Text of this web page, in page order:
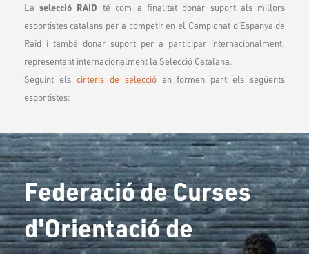
La selecció RAID té com a finalitat donar suport als millors
esportistes catalans per a competir en el Campionat d'Espanya de
Raid i també donar suport per a participar internacionalment,
representant internacionalment la Selecció Catalana.
Seguint els cirteris de seleccióen formen part els següents
esportistes:
Federació de Curses
d'Orientació de